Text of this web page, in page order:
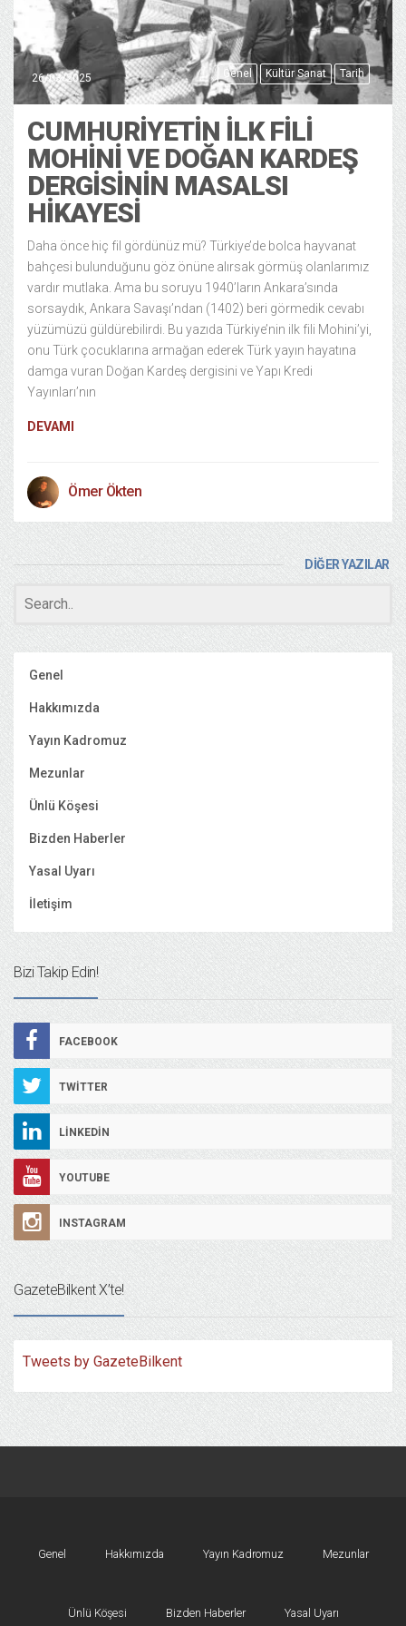
Genel Kültür Sanat Tarih
26/03/2025
CUMHURIYETIN İLK FILI
MOHINI VE DOĞAN KARDEŞ
DERGISININ MASALSI
HIKAYESI
Daha önce hiç fil gördünüz mü? Türkiye’de bolca hayvanat
bahçesi bulunduğunu göz önüne alırsak görmüş olanlarımız
vardır mutlaka. Ama bu soruyu 1940’ların Ankara’sında
sorsaydık, Ankara Savaşı’ndan (1402) beri görmedik cevabı
yüzümüzü güldürebilirdi. Bu yazıda Türkiye’nin ilk fili Mohini’yi,
onu Türk çocuklarına armağan ederek Türk yayın hayatına
damga vuran Doğan Kardeş dergisini ve Yapı Kredi
Yayınları’nın
DEVAMI
Ömer Ökten
DİĞER YAZILAR
Genel
Hakkımızda
Yayın Kadromuz
Mezunlar
Ünlü Köşesi
Bizden Haberler
Yasal Uyarı
İletişim
Bizi Takip Edin!
FACEBOOK
TWITTER
LINKEDIN
YOUTUBE
INSTAGRAM
GazeteBilkent X’te!
Tweets by GazeteBilkent
Genel Hakkımızda Yayın Kadromuz Mezunlar
Ünlü Köşesi Bizden Haberler Yasal Uyarı